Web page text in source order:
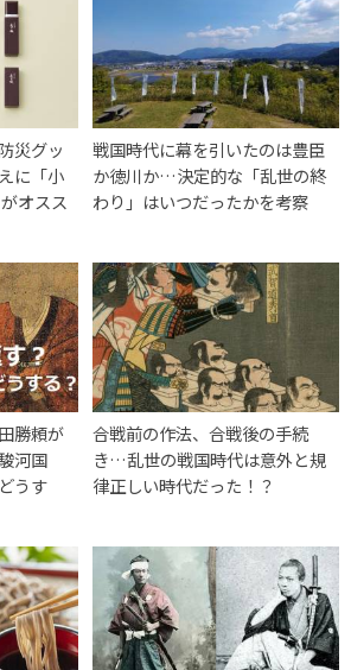
災グッ
に「小
オスス
戦国時代に幕を引いたのは豊臣
か徳川か…決定的な「乱世の終
わり」はいつだったかを考察
勝頼が
河国
うす
合戦前の作法、合戦後の手続
き…乱世の戦国時代は意外と規
律正しい時代だった！？